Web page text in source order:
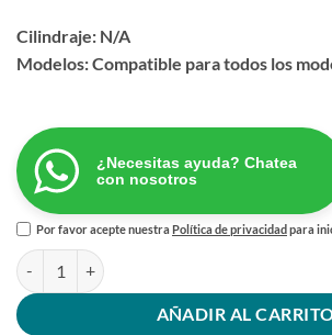
Cilindraje: N/A
Modelos: Compatible para todos los
¿Necesitas ayuda? Chatea
con nosotros
Por favor acepte nuestraPolítica de privacidad para
GUAYA FRENO MANO IZQUIERDO ZOTYE
AÑADIR AL